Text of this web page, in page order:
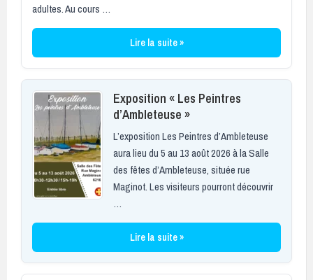
adultes. Au cours …
Lire la suite »
Exposition « Les Peintres
d’Ambleteuse »
L’exposition Les Peintres d’Ambleteuse
aura lieu du 5 au 13 août 2026 à la Salle
des fêtes d’Ambleteuse, située rue
Maginot. Les visiteurs pourront découvrir
…
Lire la suite »